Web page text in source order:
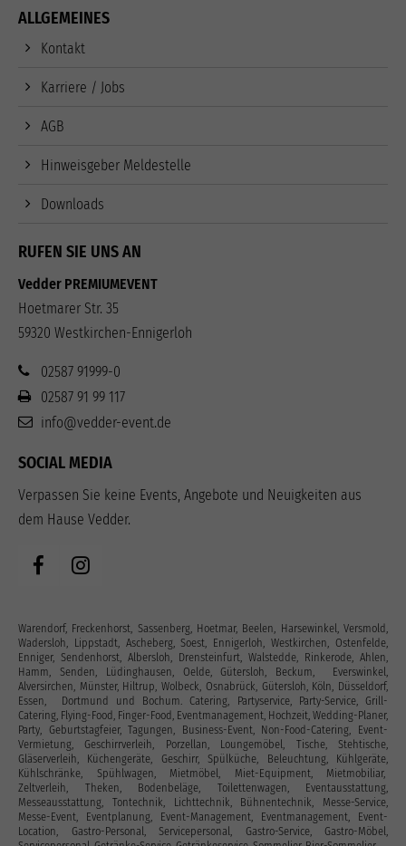
ALLGEMEINES
Kontakt
Karriere / Jobs
AGB
Hinweisgeber Meldestelle
Downloads
RUFEN SIE UNS AN
Vedder PREMIUMEVENT
Hoetmarer Str. 35
59320 Westkirchen-Ennigerloh
02587 91999-0
02587 91 99 117
info@vedder-event.de
SOCIAL MEDIA
Verpassen Sie keine Events, Angebote und Neuigkeiten aus
dem Hause Vedder.
Warendorf, Freckenhorst, Sassenberg, Hoetmar, Beelen, Harsewinkel, Versmold,
Wadersloh, Lippstadt, Ascheberg, Soest, Ennigerloh, Westkirchen, Ostenfelde,
Enniger, Sendenhorst, Albersloh, Drensteinfurt, Walstedde, Rinkerode, Ahlen,
Hamm, Senden, Lüdinghausen, Oelde, Gütersloh, Beckum, Everswinkel,
Alversirchen, Münster, Hiltrup, Wolbeck, Osnabrück, Gütersloh, Köln, Düsseldorf,
Essen, Dortmund und Bochum. Catering, Partyservice, Party-Service, Grill-
Catering, Flying-Food, Finger-Food, Eventmanagement, Hochzeit, Wedding-Planer,
Party, Geburtstagfeier, Tagungen, Business-Event, Non-Food-Catering, Event-
Vermietung, Geschirrverleih, Porzellan, Loungemöbel, Tische, Stehtische,
Gläserverleih, Küchengeräte, Geschirr, Spülküche, Beleuchtung, Kühlgeräte,
Kühlschränke, Spühlwagen, Mietmöbel, Miet-Equipment, Mietmobiliar,
Zeltverleih, Theken, Bodenbeläge, Toilettenwagen, Eventausstattung‎,
Messeausstattung, Tontechnik, Lichttechnik, Bühnentechnik, Messe-Service,
Messe-Event, Eventplanung, Event-Management, Eventmanagement, Event-
Location, Gastro-Personal, Servicepersonal, Gastro-Service, Gastro-Möbel,